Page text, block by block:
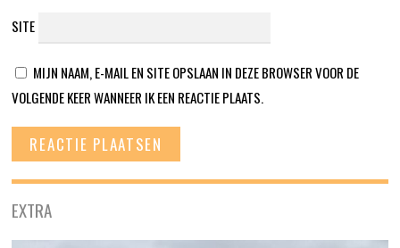
SITE
MIJN NAAM, E-MAIL EN SITE OPSLAAN IN DEZE BROWSER VOOR DE
VOLGENDE KEER WANNEER IK EEN REACTIE PLAATS.
EXTRA